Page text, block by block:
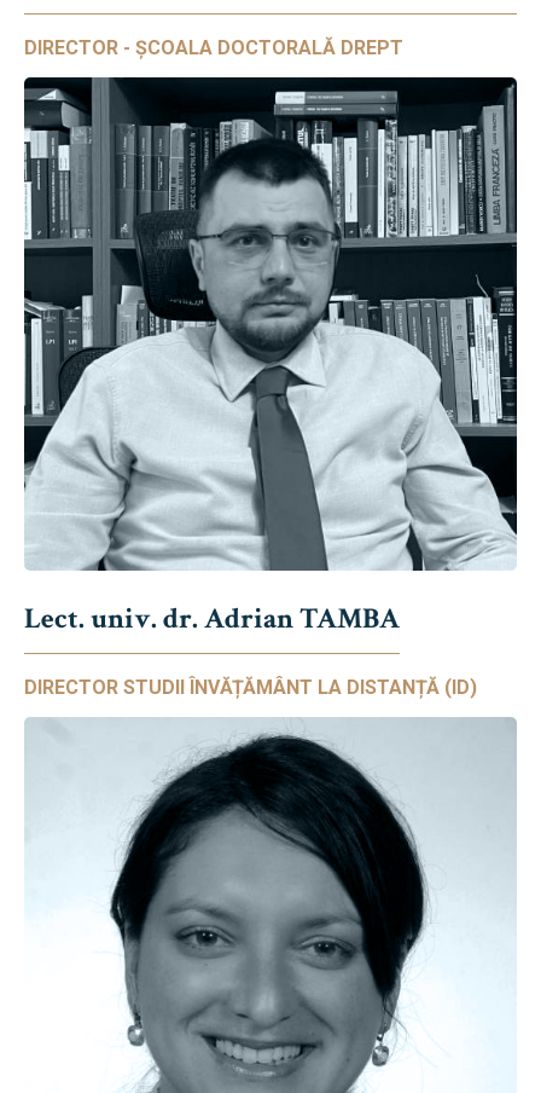
DIRECTOR - ȘCOALA DOCTORALĂ DREPT
Lect. univ. dr. Adrian TAMBA
DIRECTOR STUDII ÎNVĂȚĂMÂNT LA DISTANȚĂ (ID)